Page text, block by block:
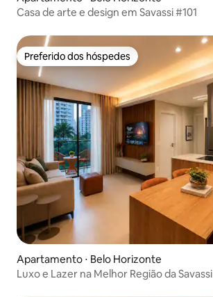
Casa de arte e design em Savassi #101
Preferido dos hóspedes
Preferido dos hóspedes
Apartamento ⋅ Belo Horizonte
Luxo e Lazer na Melhor Região da Savassi